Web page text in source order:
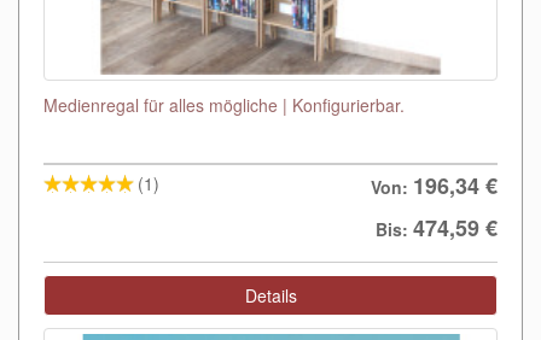
Medienregal für alles mögliche | Konfigurierbar.
(1) Von: 196,34 €
Bis: 474,59 €
Details